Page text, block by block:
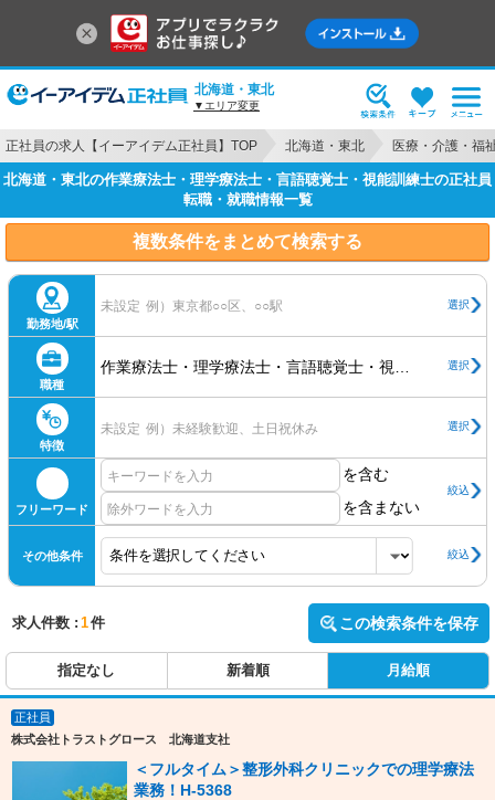
北海道・東北
▼エリア変更
正社員の求人【イーアイデム正社員】TOP 北海道・東北 医療・介護・福
北海道・東北の作業療法士・理学療法士・言語聴覚士・視能訓練士の正社員
転職・就職情報一覧
複数条件をまとめて検索する
勤務地/駅
未設定 例）東京都○○区、○○駅 選択
職種
選択
特徴
未設定 例）未経験歓迎、土日祝休み 選択
フリーワード
を含む
を含まない
絞込
その他条件 絞込
求人件数 : 1件 この検索条件を保存
指定なし 新着順 月給順
正社員
株式会社トラストグロース 北海道支社
＜フルタイム＞整形外科クリニックでの理学療法
業務！H-5368